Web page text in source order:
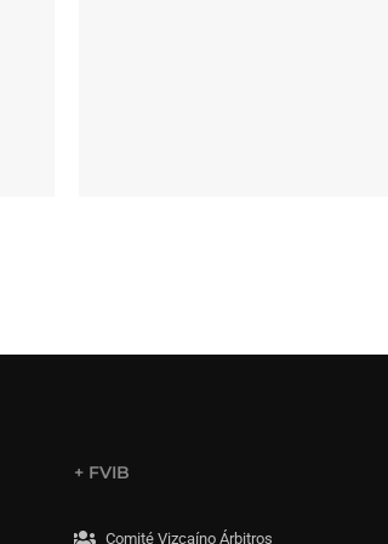
+ FVIB
Comité Vizcaíno Árbitros